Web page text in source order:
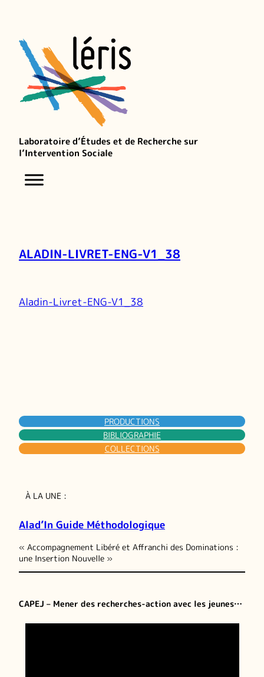
Laboratoire d’Études et de Recherche sur
l’Intervention Sociale
ALADIN-LIVRET-ENG-V1_38
Aladin-Livret-ENG-V1_38
PRODUCTIONS
BIBLIOGRAPHIE
COLLECTIONS
À LA UNE :
Alad’In Guide Méthodologique
« Accompagnement Libéré et Affranchi des Dominations :
une Insertion Nouvelle »
CAPEJ – Mener des recherches-action avec les jeunes…